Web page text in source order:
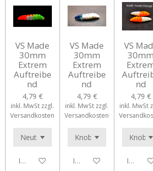
VS Made
30mm
Extrem
Auftreibe
nd
4,79 €
inkl. MwSt zzgl.
Versandkosten
In den Warenkorb
VS Made
30mm
Extrem
Auftreibe
nd
4,79 €
inkl. MwSt zzgl.
Versandkosten
In den Warenkorb
VS
30mm
nd
4,79 €
inkl. MwSt
In den